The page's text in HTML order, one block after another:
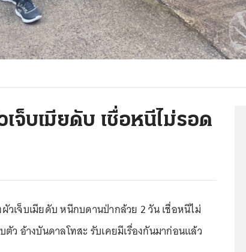
จ็บเมียดับ เชื่อหนีไม่รอด
วเจ็บเมียดับ หนีกบดานป่ากล้วย 2 วัน เชื่อหนีไม่
อ้างบันดาลโทสะ รับเคยมีเรื่องกันมาก่อนแล้ว